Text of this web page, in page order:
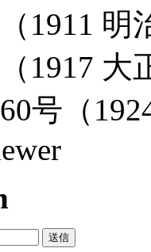
1911 明
1917 大
号（